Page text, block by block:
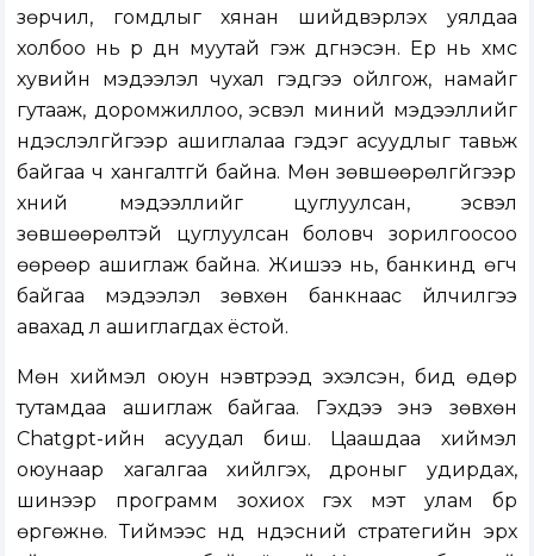
зөрчил, гомдлыг хянан шийдвэрлэх уялдаа
холбоо нь үр дүн муутай гэж дүгнэсэн. Ер нь хүмүүс
хувийн мэдээлэл чухал гэдгээ ойлгож, намайг
гутааж, доромжиллоо, эсвэл миний мэдээллийг
үндэслэлгүйгээр ашиглалаа гэдэг асуудлыг тавьж
байгаа ч хангалтгүй байна. Мөн зөвшөөрөлгүйгээр
хүний мэдээллийг цуглуулсан, эсвэл
зөвшөөрөлтэй цуглуулсан боловч зорилгоосоо
өөрөөр ашиглаж байна. Жишээ нь, банкинд өгч
байгаа мэдээлэл зөвхөн банкнаас үйлчилгээ
авахад л ашиглагдах ёстой.
Мөн хиймэл оюун нэвтрээд эхэлсэн, бид өдөр
тутамдаа ашиглаж байгаа. Гэхдээ энэ зөвхөн
Chatgpt-ийн асуудал биш. Цаашдаа хиймэл
оюунаар хагалгаа хийлгэх, дроныг удирдах,
шинээр программ зохиох гэх мэт улам бүр
өргөжнө. Тиймээс үүнд үндэсний стратегийн эрх